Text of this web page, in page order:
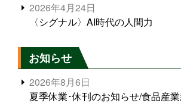
2026年4月24日
〈シグナル〉AI時代の人間力
お知らせ
2026年8月6日
夏季休業･休刊のお知らせ/食品産